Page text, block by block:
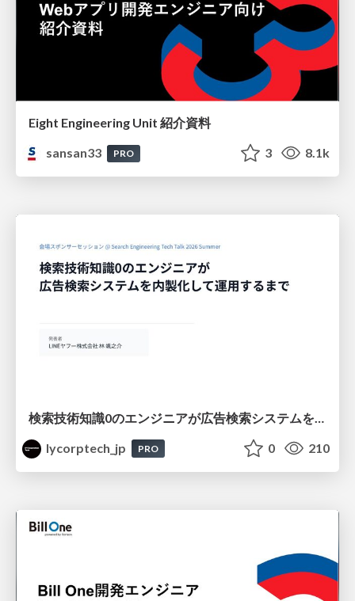
Eight Engineering Unit 紹介資料
sansan33
PRO 3 8.1k
lycorptech_jp
PRO 0 210